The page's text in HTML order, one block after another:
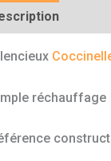
réchauffage